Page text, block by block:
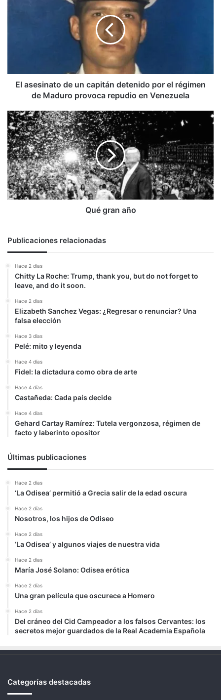
régimen
repudio
en
Venezuela
El asesinato de un capitán detenido por el régimen
de Maduro provoca repudio en Venezuela
Qué
gran
año
Qué gran año
Publicaciones relacionadas
Hace 2 días
Chitty La Roche: Trump, thank you, but do not forget to
leave, and do it soon.
Hace 2 días
Elizabeth Sanchez Vegas: ¿Regresar o renunciar? Una
falsa elección
Hace 3 días
Pelé: mito y leyenda
Hace 4 días
Fidel: la dictadura como obra de arte
Hace 4 días
Castañeda: Cada país decide
Hace 4 días
Gehard Cartay Ramírez: Tutela vergonzosa, régimen de
facto y laberinto opositor
Últimas publicaciones
Hace 2 días
‘La Odisea’ permitió a Grecia salir de la edad oscura
Hace 2 días
Nosotros, los hijos de Odiseo
Hace 2 días
‘La Odisea’ y algunos viajes de nuestra vida
Hace 2 días
María José Solano: Odisea erótica
Hace 2 días
Una gran película que oscurece a Homero
Hace 2 días
Del cráneo del Cid Campeador a los falsos Cervantes: los
secretos mejor guardados de la Real Academia Española
Categorías destacadas